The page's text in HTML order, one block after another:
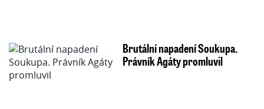
Brutální napadení Soukupa.
Právník Agáty promluvil